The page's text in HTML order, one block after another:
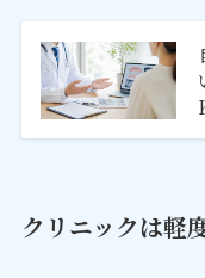
クリニックは軽